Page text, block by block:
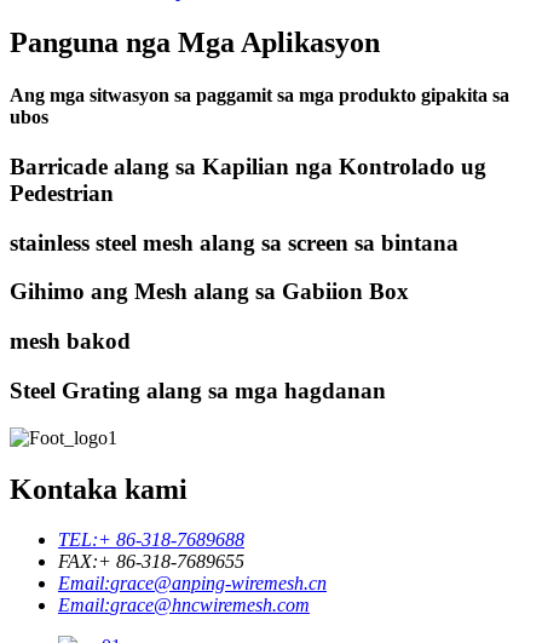
Panguna nga Mga Aplikasyon
Ang mga sitwasyon sa paggamit sa mga produkto gipakita sa
ubos
Barricade alang sa Kapilian nga Kontrolado ug
Pedestrian
stainless steel mesh alang sa screen sa bintana
Gihimo ang Mesh alang sa Gabiion Box
mesh bakod
Steel Grating alang sa mga hagdanan
Kontaka kami
TEL:+ 86-318-7689688
FAX:+ 86-318-7689655
Email:grace@anping-wiremesh.cn
Email:grace@hncwiremesh.com